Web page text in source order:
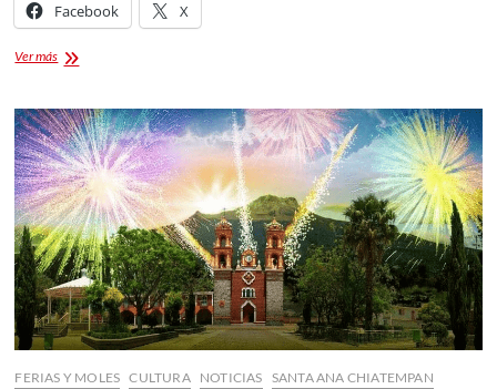
Facebook X
Ver másFestival
Cine
Tlaxcala
2024
FERIAS Y MOLES CULTURA NOTICIAS SANTA ANA CHIATEMPAN